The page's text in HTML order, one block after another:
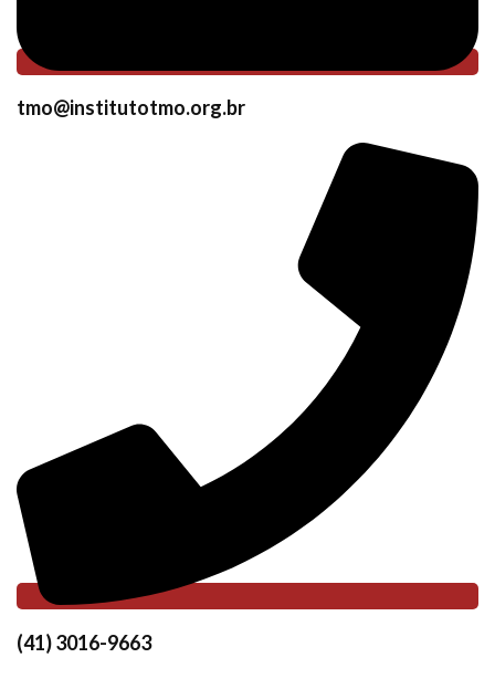
tmo@institutotmo.org.br
(41) 3016-9663